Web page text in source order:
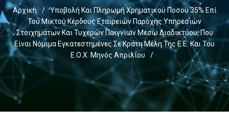
Αρχική /
Υποβολή Και Πληρωμή Χρηματικού Ποσού 35% Επί
Του Μικτού Κέρδους Εταιρειών Παροχής Υπηρεσιών
Στοιχημάτων Και Τυχερών Παιγνίων Μέσω Διαδικτύου, Που
Είναι Νόμιμα Εγκατεστημένες Σε Κράτη Μέλη Της Ε.Ε. Και Του
Ε.Ο.Χ. Μηνός Απριλίου
/